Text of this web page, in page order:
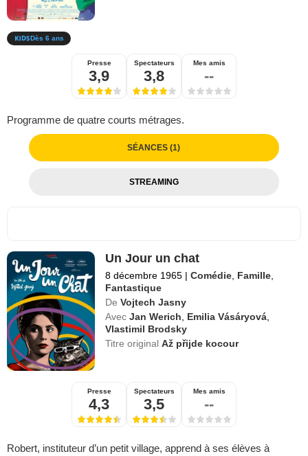
Dès 6 ans
Presse
3,9
Spectateurs
3,8
Mes amis
--
Programme de quatre courts métrages.
SÉANCES (1)
STREAMING
Un Jour un chat
8 décembre 1965 | Comédie Famille
Fantastique
De Vojtech Jasny
Avec Jan Werich Emilia Vásáryová
Vlastimil Brodsky
Titre originalAž přijde kocour
Presse
4,3
Spectateurs
3,5
Mes amis
--
Robert, instituteur d’un petit village, apprend à ses élèves à